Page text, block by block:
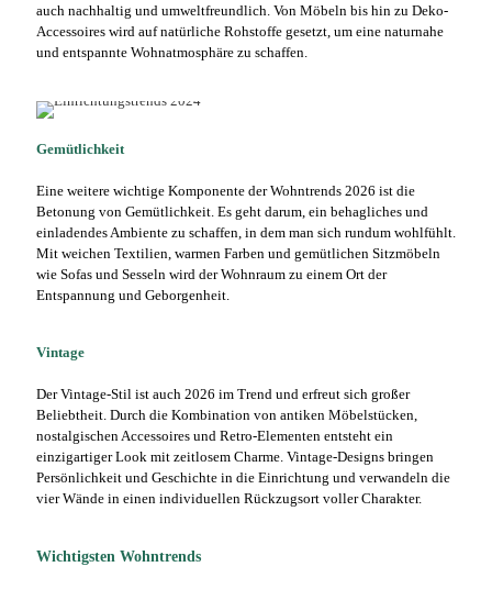
auch nachhaltig und umweltfreundlich. Von Möbeln bis hin zu Deko-
Accessoires wird auf natürliche Rohstoffe gesetzt, um eine naturnahe
und entspannte Wohnatmosphäre zu schaffen.
Gemütlichkeit
Eine weitere wichtige Komponente der Wohntrends 2026 ist die
Betonung von Gemütlichkeit. Es geht darum, ein behagliches und
einladendes Ambiente zu schaffen, in dem man sich rundum wohlfühlt.
Mit weichen Textilien, warmen Farben und gemütlichen Sitzmöbeln
wie Sofas und Sesseln wird der Wohnraum zu einem Ort der
Entspannung und Geborgenheit.
Vintage
Der Vintage-Stil ist auch 2026 im Trend und erfreut sich großer
Beliebtheit. Durch die Kombination von antiken Möbelstücken,
nostalgischen Accessoires und Retro-Elementen entsteht ein
einzigartiger Look mit zeitlosem Charme. Vintage-Designs bringen
Persönlichkeit und Geschichte in die Einrichtung und verwandeln die
vier Wände in einen individuellen Rückzugsort voller Charakter.
Wichtigsten Wohntrends